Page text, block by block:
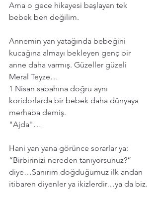
Ama o gece hikayesi başlayan tek
bebek ben değilim.
Annemin yan yatağında bebeğini
kucağına almayı bekleyen genç bir
anne daha varmış. Güzeller güzeli
Meral Teyze…
1 Nisan sabahına doğru aynı
koridorlarda bir bebek daha dünyaya
merhaba demiş.
"Ajda"…
Hani yan yana görünce sorarlar ya:
“Birbirinizi nereden tanıyorsunuz?”
diye…Sanırım doğduğumuz ilk andan
itibaren diyenler ya ikizlerdir…ya da biz.